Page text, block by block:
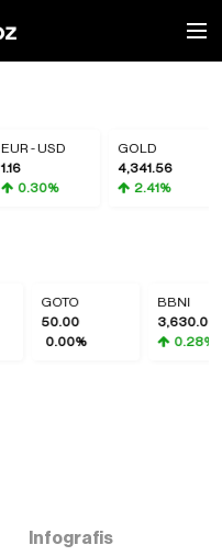
EUR - USD
1.16
0.30%
GOLD
4,341.56
2.41%
GOTO
50.00
0.00%
BBNI
3,630.00
0.28%
Infografis